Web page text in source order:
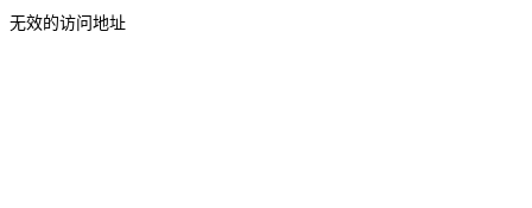
无效的访问地址